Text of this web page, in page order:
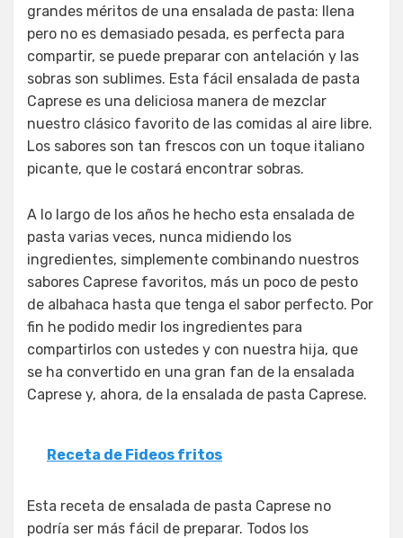
grandes méritos de una ensalada de pasta: llena
pero no es demasiado pesada, es perfecta para
compartir, se puede preparar con antelación y las
sobras son sublimes. Esta fácil ensalada de pasta
Caprese es una deliciosa manera de mezclar
nuestro clásico favorito de las comidas al aire libre.
Los sabores son tan frescos con un toque italiano
picante, que le costará encontrar sobras.
A lo largo de los años he hecho esta ensalada de
pasta varias veces, nunca midiendo los
ingredientes, simplemente combinando nuestros
sabores Caprese favoritos, más un poco de pesto
de albahaca hasta que tenga el sabor perfecto. Por
fin he podido medir los ingredientes para
compartirlos con ustedes y con nuestra hija, que
se ha convertido en una gran fan de la ensalada
Caprese y, ahora, de la ensalada de pasta Caprese.
Receta de Fideos fritos
Esta receta de ensalada de pasta Caprese no
podría ser más fácil de preparar. Todos los